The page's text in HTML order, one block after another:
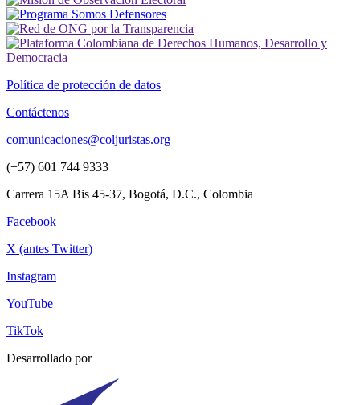
Política de protección de datos
Contáctenos
comunicaciones@coljuristas.org
(+57) 601 744 9333
Carrera 15A Bis 45-37, Bogotá, D.C., Colombia
Facebook
X (antes Twitter)
Instagram
YouTube
TikTok
Desarrollado por